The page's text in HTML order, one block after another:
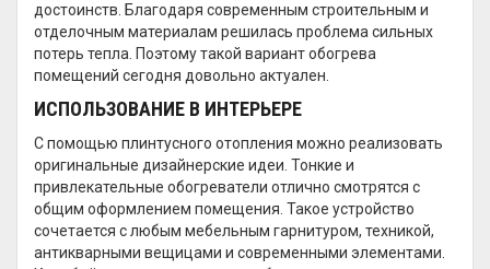
достоинств. Благодаря современным строительным и
отделочным материалам решилась проблема сильных
потерь тепла. Поэтому такой вариант обогрева
помещений сегодня довольно актуален.
ИСПОЛЬЗОВАНИЕ В ИНТЕРЬЕРЕ
С помощью плинтусного отопления можно реализовать
оригинальные дизайнерские идеи. Тонкие и
привлекательные обогреватели отлично смотрятся с
общим оформлением помещения. Такое устройство
сочетается с любым мебельным гарнитуром, техникой,
антикварными вещицами и современными элементами.